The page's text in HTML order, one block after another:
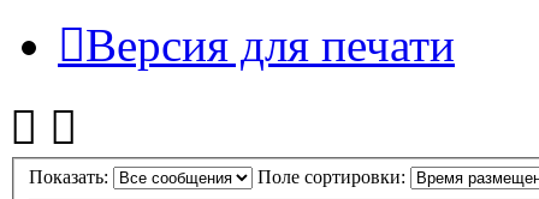
Версия для печати
Показать: Поле сортировки: